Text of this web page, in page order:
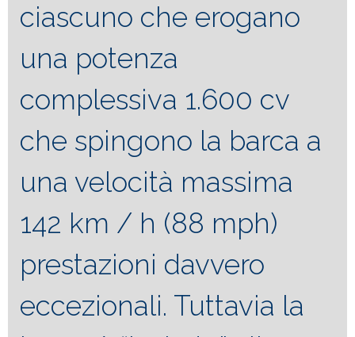
ciascuno che erogano
una potenza
complessiva 1.600 cv
che spingono la barca a
una velocità massima
142 km / h (88 mph)
prestazioni davvero
eccezionali. Tuttavia la